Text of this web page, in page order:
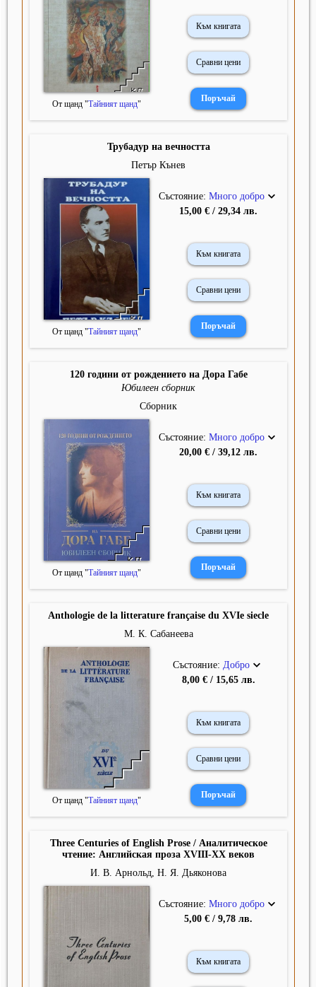
От щанд "Тайният щанд"
Към книгата
Сравни цени
Трубадур на вечността
Петър Кънев
От щанд "Тайният щанд"
Състояние: Много добро
15,00 € / 29,34 лв.
Към книгата
Сравни цени
120 години от рождението на Дора Габе
Юбилеен сборник
Сборник
От щанд "Тайният щанд"
Състояние: Много добро
20,00 € / 39,12 лв.
Към книгата
Сравни цени
Anthologie de la litterature française du XVIe siecle
М. К. Сабанеева
От щанд "Тайният щанд"
Състояние: Добро
8,00 € / 15,65 лв.
Към книгата
Сравни цени
Three Centuries of English Prose / Аналитическое
чтение: Английская проза XVIII-XX веков
И. В. Арнольд, Н. Я. Дьяконова
Състояние: Много добро
5,00 € / 9,78 лв.
Към книгата